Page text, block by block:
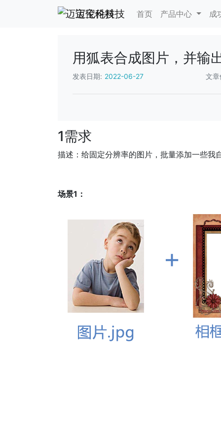
迈宝伦科技 首页 产品中心 成
用狐表合成图片，并输
发表日期: 2022-06-27 文
1需求
描述：给固定分辨率的图片，批量添加一些
场景1：